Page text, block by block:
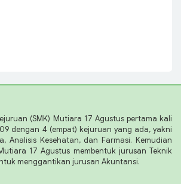
(SMK) Mutiara 17 Agustus pertama kali
dengan 4 (empat) kejuruan yang ada, yakni
Analisis Kesehatan, dan Farmasi. Kemudian
17 Agustus membentuk jurusan Teknik
menggantikan jurusan Akuntansi.